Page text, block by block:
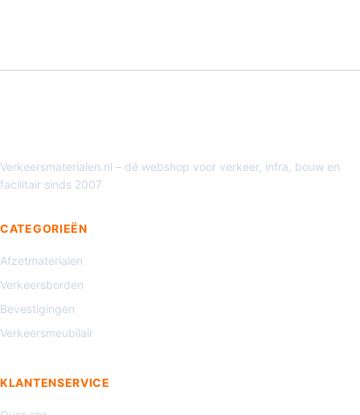
Verkeersmaterialen.nl – dé webshop voor verkeer, infra, bouw en
facilitair sinds 2007
CATEGORIEËN
Afzetmaterialen
Verkeersborden
Bevestigingen
Verkeersmeubilair
KLANTENSERVICE